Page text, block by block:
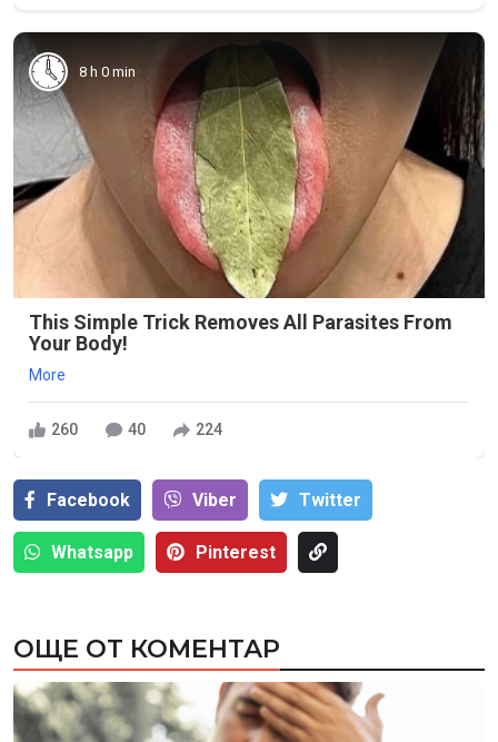
8 h 0 min
This Simple Trick Removes All Parasites From
Your Body!
More
260 40 224
Facebook Viber Тwitter
Whatsapp Pinterest
ОЩЕ ОТ КОМЕНТАР